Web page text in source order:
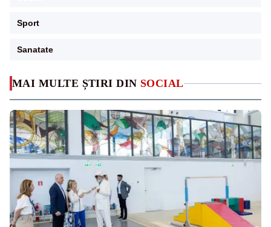
MAI MULTE ȘTIRI DIN SOCIAL
Sport
Sanatate